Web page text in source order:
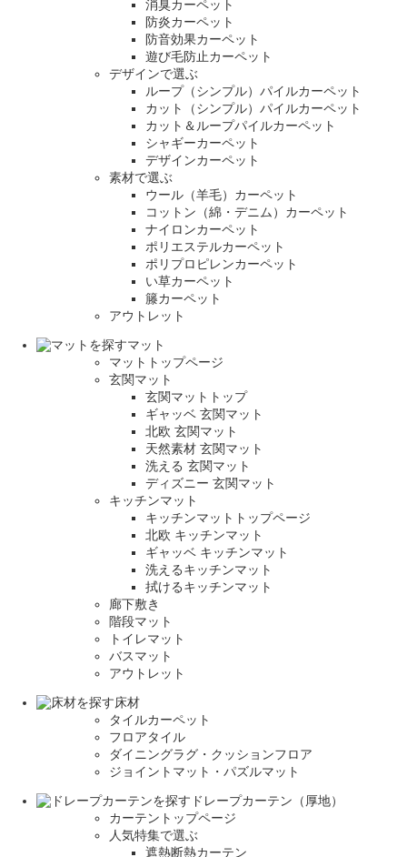
消臭カーペット
防炎カーペット
防音効果カーペット
遊び毛防止カーペット
デザインで選ぶ
ループ（シンプル）パイルカーペット
カット（シンプル）パイルカーペット
カット＆ループパイルカーペット
シャギーカーペット
デザインカーペット
素材で選ぶ
ウール（羊毛）カーペット
コットン（綿・デニム）カーペット
ナイロンカーペット
ポリエステルカーペット
ポリプロピレンカーペット
い草カーペット
籐カーペット
アウトレット
マット
マットトップページ
玄関マット
玄関マットトップ
ギャッベ 玄関マット
北欧 玄関マット
天然素材 玄関マット
洗える 玄関マット
ディズニー 玄関マット
キッチンマット
キッチンマットトップページ
北欧 キッチンマット
ギャッベ キッチンマット
洗えるキッチンマット
拭けるキッチンマット
廊下敷き
階段マット
トイレマット
バスマット
アウトレット
床材
タイルカーペット
フロアタイル
ダイニングラグ・クッションフロア
ジョイントマット・パズルマット
ドレープカーテン（厚地）
カーテントップページ
人気特集で選ぶ
遮熱断熱カーテン